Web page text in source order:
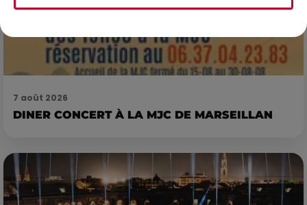
7 août 2026
DINER CONCERT À LA MJC DE MARSEILLAN